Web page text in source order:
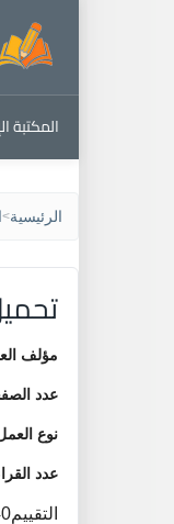
المكتبة
الرئيسية>
مؤلف
عدد
نوع
عدد
التقييم